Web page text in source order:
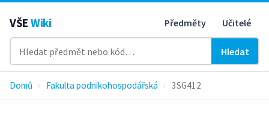
VŠE Wiki Předměty Učitelé
Hledat
Domů › Fakulta podnikohospodářská › 3SG412